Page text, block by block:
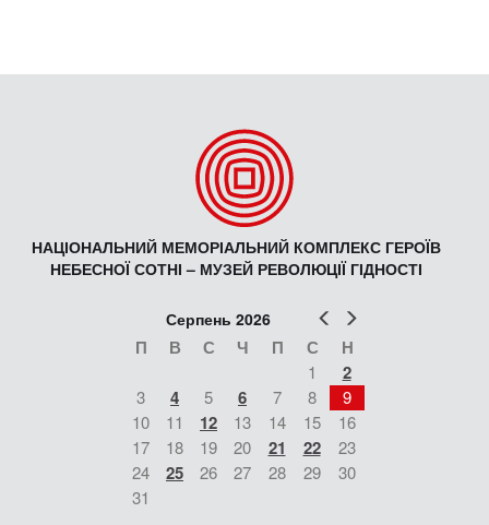
НАЦІОНАЛЬНИЙ МЕМОРІАЛЬНИЙ КОМПЛЕКС ГЕРОЇВ
НЕБЕСНОЇ СОТНІ – МУЗЕЙ РЕВОЛЮЦІЇ ГІДНОСТІ
Попер
Серпень 2026
П В С Ч П С Н
1 2
3 4 5 6 7 8
9
10
11 12 13 14 15
16
17
18 19 20 21 22
23
24
25 26 27 28 29
30
31